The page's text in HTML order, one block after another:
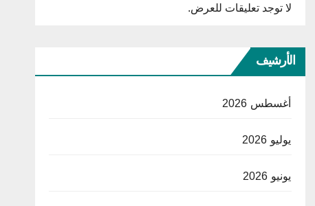
لا توجد تعليقات للعرض.
الأرشيف
أغسطس 2026
يوليو 2026
يونيو 2026